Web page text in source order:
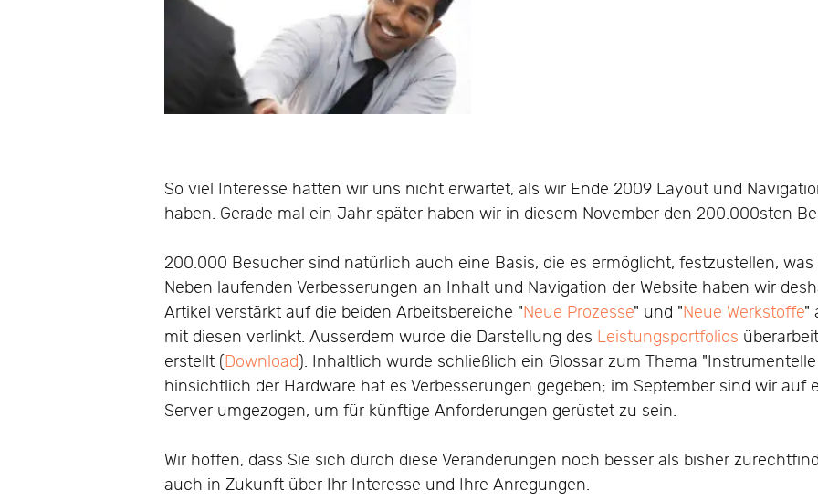
So viel Interesse hatten wir uns nicht erwartet, als wir Ende 2009 Layout und
haben. Gerade mal ein Jahr später haben wir in diesem November den 200.000sten
200.000 Besucher sind natürlich auch eine Basis, die es ermöglicht, festzustellen,
Neben laufenden Verbesserungen an Inhalt und Navigation der Website haben wir
Artikel verstärkt auf die beiden Arbeitsbereiche "Neue Prozesse" und "Neue Werkstoffe"
mit diesen verlinkt. Ausserdem wurde die Darstellung des Leistungsportfolios
erstellt (Download). Inhaltlich wurde schließlich ein Glossar zum Thema
hinsichtlich der Hardware hat es Verbesserungen gegeben; im September sind wir
Server umgezogen, um für künftige Anforderungen gerüstet zu sein.
Wir hoffen, dass Sie sich durch diese Veränderungen noch besser als bisher
auch in Zukunft über Ihr Interesse und Ihre Anregungen.